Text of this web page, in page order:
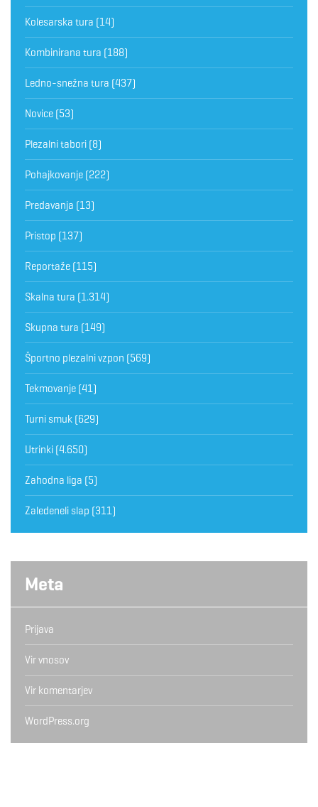
Kolesarska tura (14)
Kombinirana tura (188)
Ledno-snežna tura (437)
Novice (53)
Plezalni tabori (8)
Pohajkovanje (222)
Predavanja (13)
Pristop (137)
Reportaže (115)
Skalna tura (1.314)
Skupna tura (149)
Športno plezalni vzpon (569)
Tekmovanje (41)
Turni smuk (629)
Utrinki (4.650)
Zahodna liga (5)
Zaledeneli slap (311)
Meta
Prijava
Vir vnosov
Vir komentarjev
WordPress.org